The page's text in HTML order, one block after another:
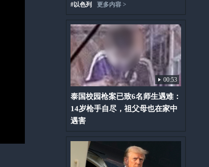
#以色列 更多内容 >
00:53
泰国校园枪案已致6名师生遇难：
14岁枪手自尽，祖父母也在家中
遇害